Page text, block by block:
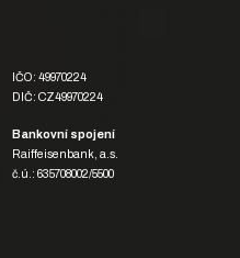
IČO: 49970224
DIČ: CZ49970224
Bankovní spojení
Raiffeisenbank, a.s.
č.ú.: 635708002/5500